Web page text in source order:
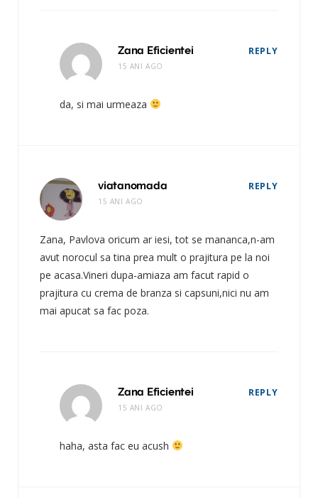
Zana Eficientei
15 ANI AGO
REPLY
da, si mai urmeaza
viatanomada
15 ANI AGO
REPLY
Zana, Pavlova oricum ar iesi, tot se mananca,n-am
avut norocul sa tina prea mult o prajitura pe la noi
pe acasa.Vineri dupa-amiaza am facut rapid o
prajitura cu crema de branza si capsuni,nici nu am
mai apucat sa fac poza.
Zana Eficientei
15 ANI AGO
REPLY
haha, asta fac eu acush